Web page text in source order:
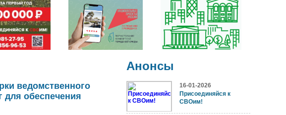
ведомственного
для обеспечения
Анонсы
16-01-2026
Присоединяйся к
СВОим!